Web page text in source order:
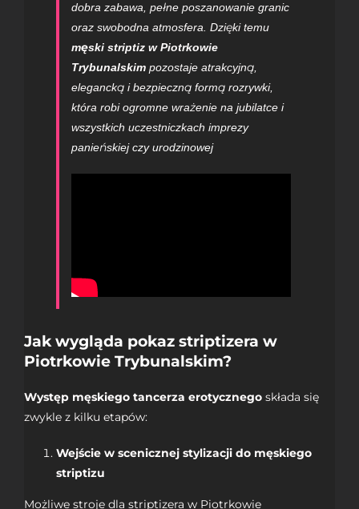
dobra zabawa, pełne poszanowanie granic
oraz swobodna atmosfera. Dzięki temu
męski striptiz w Piotrkowie
Trybunalskimpozostaje atrakcyjną,
elegancką i bezpieczną formą rozrywki,
która robi ogromne wrażenie na jubilatce i
wszystkich uczestniczkach imprezy
panieńskiej czy urodzinowej
Jak wygląda pokaz striptizera w
Piotrkowie Trybunalskim?
Występ męskiego tancerza erotycznegoskłada się
zwykle z kilku etapów:
Wejście w scenicznej stylizacji do męskiego
striptizu
Możliwe stroje dla striptizera w Piotrkowie